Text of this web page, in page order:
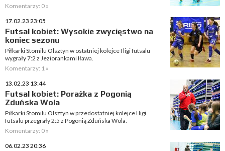
Komentarzy: 0 »
17.02.23 23:05
Futsal kobiet: Wysokie zwycięstwo na
koniec sezonu
Piłkarki Stomilu Olsztyn w ostatniej kolejce I ligi futsalu
wygrały 7:2 z Jeziorankami Iława.
Komentarzy: 1 »
13.02.23 13:44
Futsal kobiet: Porażka z Pogonią
Zduńska Wola
Piłkarki Stomilu Olsztyn w przedostatniej kolejce I ligi
futsalu przegrały 2:5 z Pogonią Zduńska Wola.
Komentarzy: 0 »
06.02.23 20:36